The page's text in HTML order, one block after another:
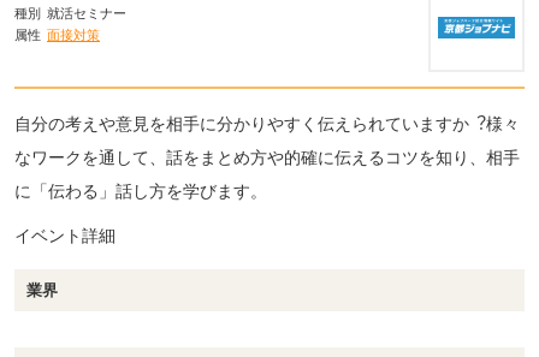
種別 就活セミナー
属性 面接対策
自分の考えや意見を相手に分かりやすく伝えられていますか︖様々
なワークを通して、話をまとめ方や的確に伝えるコツを知り、相手
に「伝わる」話し方を学びます。
イベント詳細
業界